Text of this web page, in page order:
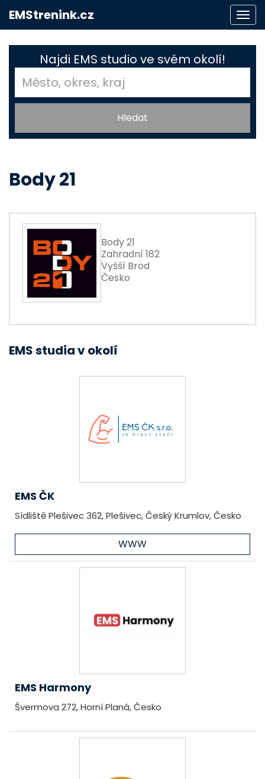
EMStrenink.cz
Najdi EMS studio ve svém okolí!
Body 21
Body 21
Zahradní 182
Vyšší Brod
Česko
EMS studia v okolí
EMS ČK
Sídliště Plešivec 362, Plešivec, Český Krumlov, Česko
WWW
EMS Harmony
Švermova 272, Horní Planá, Česko